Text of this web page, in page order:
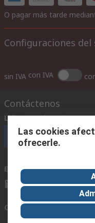
O pagar más tarde
Configuraciones del
sin IVA con IVA
Contáctenos
Llámenos (horario 8.30 -
Envíenos un email
ventas@rschile.cl
Conectar con nosotros
Las cookies
ofrecerle.